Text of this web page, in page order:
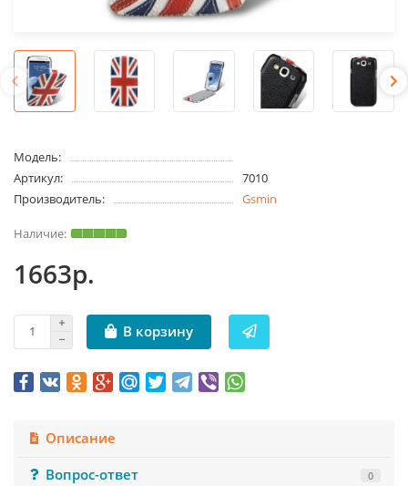
Модель:
Артикул:
7010
Производитель:
Gsmin
1663р.
В корзину
Описание
Вопрос-ответ
0